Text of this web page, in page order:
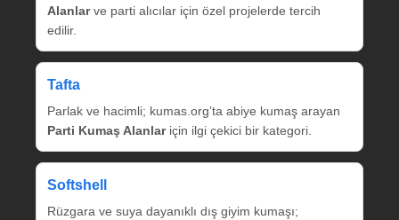
Alanlarve parti alıcılar için özel projelerde tercih
edilir.
Tafta
Parlak ve hacimli; kumas.org’ta abiye kumaş arayan
Parti Kumaş Alanlariçin ilgi çekici bir kategori.
Softshell
Rüzgara ve suya dayanıklı dış giyim kumaşı;